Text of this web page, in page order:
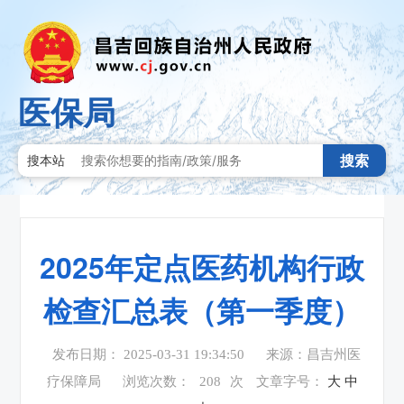
医保局
搜本站 搜索
2025年定点医药机构行政
检查汇总表（第一季度）
发布日期： 2025-03-31 19:34:50
来源：昌吉州医
疗保障局
浏览次数： 208 次 文章字号： 大 中